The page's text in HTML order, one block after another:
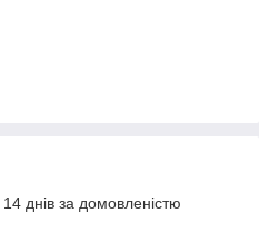
днів за домовленістю